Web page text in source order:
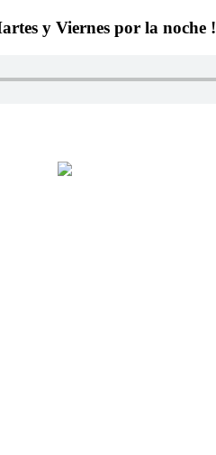
y Viernes por la noche !